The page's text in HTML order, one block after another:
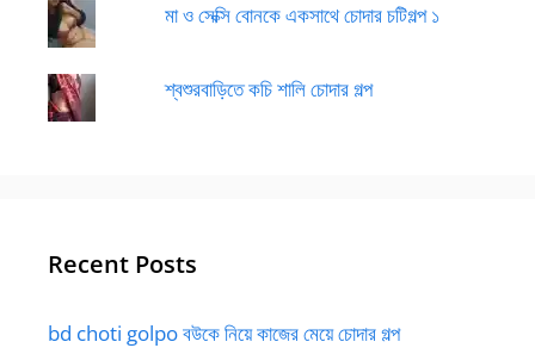
মা ও সেক্সি বোনকে একসাথে চোদার চটিগল্প ১
শ্বশুরবাড়িতে কচি শালি চোদার গল্প
Recent Posts
bd choti golpo বউকে নিয়ে কাজের মেয়ে চোদার গল্প